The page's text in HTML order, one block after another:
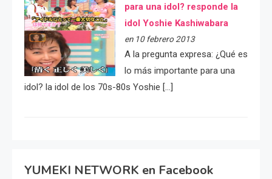
para una idol? responde la
idol Yoshie Kashiwabara
en 10 febrero 2013
A la pregunta expresa: ¿Qué es
lo más importante para una
idol? la idol de los 70s-80s Yoshie […]
YUMEKI NETWORK en Facebook